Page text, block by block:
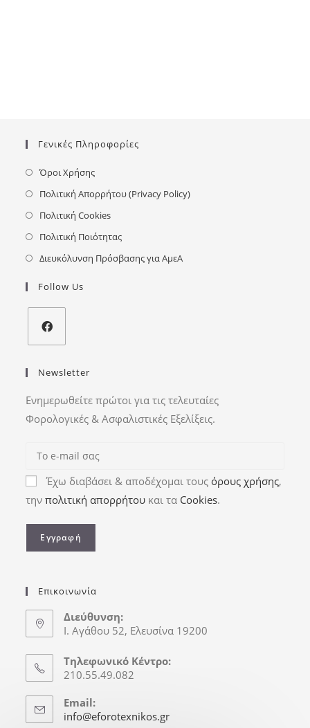
Γενικές Πληροφορίες
Όροι Χρήσης
Πολιτική Απορρήτου (Privacy Policy)
Πολιτική Cookies
Πολιτική Ποιότητας
Διευκόλυνση Πρόσβασης για ΑμεΑ
Follow Us
Newsletter
Ενημερωθείτε πρώτοι για τις τελευταίες
Φορολογικές & Ασφαλιστικές Εξελίξεις.
Έχω διαβάσει & αποδέχομαι τους όρους χρήσης,
τηνπολιτική απορρήτου και τα Cookies.
Επικοινωνία
Διεύθυνση:
Ι. Αγάθου 52, Ελευσίνα 19200
Τηλεφωνικό Κέντρο:
210.55.49.082
Email:
info@eforotexnikos.gr